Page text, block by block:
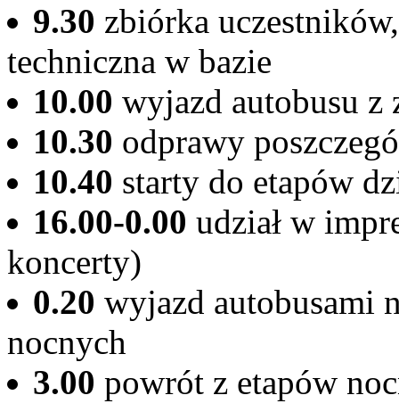
9.30 zbiórka
techniczna w bazie
10.00 wyjazd autobusu z
10.30 odprawy
10.40 starty do etapów
16.00-0.00 udział w
koncerty)
0.20 wyjazd autobusami
nocnych
3.00 powrót z etapów